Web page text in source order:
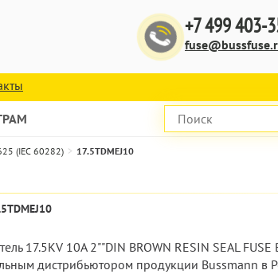
+7 499 403-
(IEC 60282) 17.5TDMEJ10
17.5KV 10A 2""DIN BROWN RESIN SEAL
дистрибьютором продукции Bussmann в